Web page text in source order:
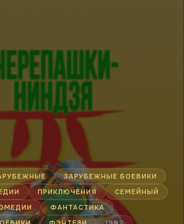
ЗАРУБЕЖНЫЕ БОЕВИКИ
ПРИКЛЮЧЕНИЯ
СЕМЕЙНЫЙ
ФАНТАСТИКА